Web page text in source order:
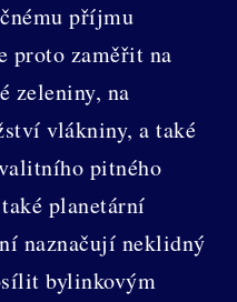
příjmu
proto zaměřit na
zeleniny, na
vlákniny, a také
pitného
planetární
naznačují neklidný
bylinkovým